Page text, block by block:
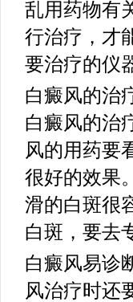
乱用药物有
行治疗，才
要治疗的仪
白癜风的治
白癜风的治
风的用药要
很好的效果
滑的白斑很
白斑，要去
白癜风易诊
风治疗时还